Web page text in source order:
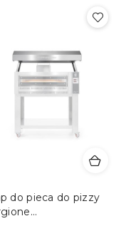
do pieca do pizzy